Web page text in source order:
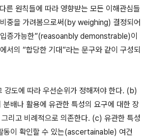
원칙들에 따라 영향받는 모든 이해관심들
중을 가려봄으로써(by weighing) 결정되어
증가능한”(reasoanbly demonstrable)이
서의 “합당한 기대”라는 문구와 같이 구성되
도에 따라 우선순위가 정해져야 한다. (b)
분배나 활용에 유관한 특성의 요구에 대한 장
리고 비례적으로 의존한다. (c) 유관한 특성
동이 확인할 수 있는(ascertainable) 여건